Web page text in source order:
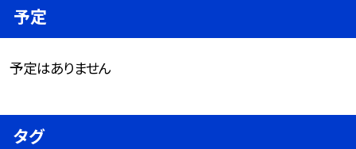
予定
予定はありません
タグ